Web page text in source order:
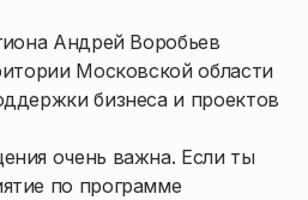
Андрей Воробьев
Московской области
бизнеса и проектов
очень важна. Если ты
по программе